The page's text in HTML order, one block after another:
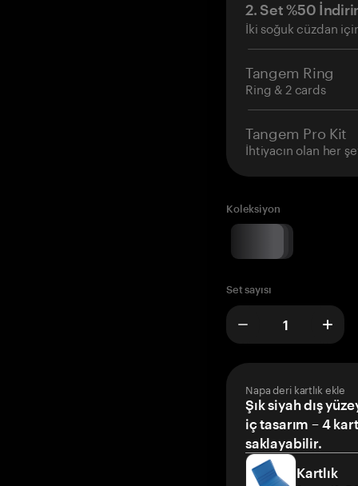
2. Set %50
İki soğuk cüzdan
Tangem Ring
Ring & 2 cards
Tangem Pro Kit
İhtiyacın olan her
Koleksiyon
Set sayısı
Napa deri kartlık ekle
Şık siyah dış
iç tasarım – 4
saklayabilir.
Kartlık